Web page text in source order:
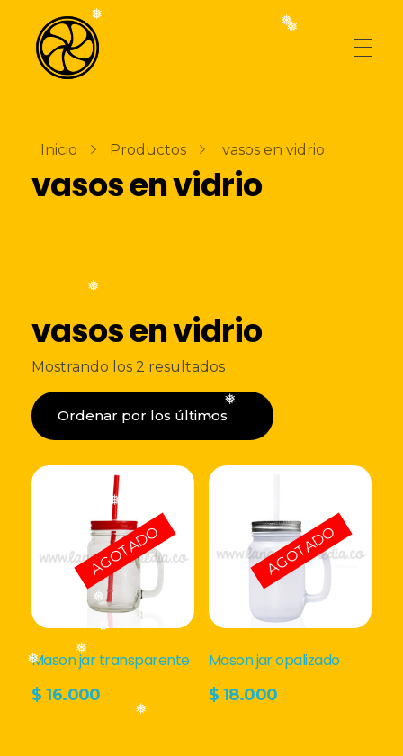
TIENDA
CONTACTO
LISTA DE DESEOS
Acceder
Inicio Productos vasos en vidrio
vasos en vidrio
vasos en vidrio
Mostrando los 2 resultadosOrdenado
los
últimos
Mason jar transparente
$ 16.000
AGOTADO
Mason jar opalizado
$ 18.000
AGOTADO
❅
❅
❅
❅
❅
❅
❅
❅
❅
❅